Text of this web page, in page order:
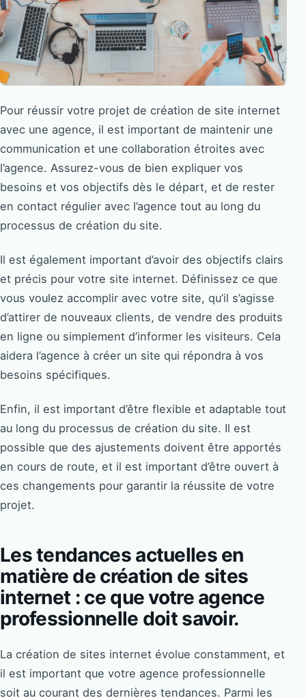
Pour réussir votre projet de création de site internet
avec une agence, il est important de maintenir une
communication et une collaboration étroites avec
l’agence. Assurez-vous de bien expliquer vos
besoins et vos objectifs dès le départ, et de rester
en contact régulier avec l’agence tout au long du
processus de création du site.
Il est également important d’avoir des objectifs clairs
et précis pour votre site internet. Définissez ce que
vous voulez accomplir avec votre site, qu’il s’agisse
d’attirer de nouveaux clients, de vendre des produits
en ligne ou simplement d’informer les visiteurs. Cela
aidera l’agence à créer un site qui répondra à vos
besoins spécifiques.
Enfin, il est important d’être flexible et adaptable tout
au long du processus de création du site. Il est
possible que des ajustements doivent être apportés
en cours de route, et il est important d’être ouvert à
ces changements pour garantir la réussite de votre
projet.
Les tendances actuelles en
matière de création de sites
internet : ce que votre agence
professionnelle doit savoir.
La création de sites internet évolue constamment, et
il est important que votre agence professionnelle
soit au courant des dernières tendances. Parmi les